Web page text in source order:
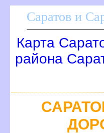
Саратов и
Карта
района